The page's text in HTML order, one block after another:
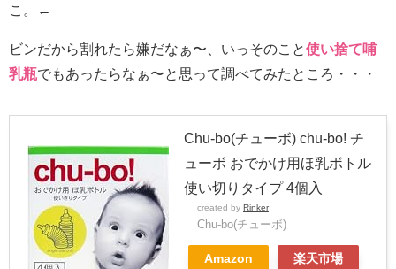
こ。←
ビンだから割れたら嫌だなぁ〜、いっそのこと使い捨て哺
乳瓶でもあったらなぁ〜と思って調べてみたところ・・・
Chu-bo(チューボ) chu-bo! チ
ューボ おでかけ用ほ乳ボトル
使い切りタイプ 4個入
created by Rinker
Chu-bo(チューボ)
Amazon 楽天市場